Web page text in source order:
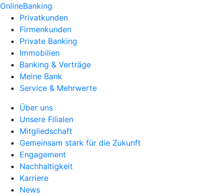
OnlineBanking
Privatkunden
Firmenkunden
Private Banking
Immobilien
Banking & Verträge
Meine Bank
Service & Mehrwerte
Über uns
Unsere Filialen
Mitgliedschaft
Gemeinsam stark für die Zukunft
Engagement
Nachhaltigkeit
Karriere
News